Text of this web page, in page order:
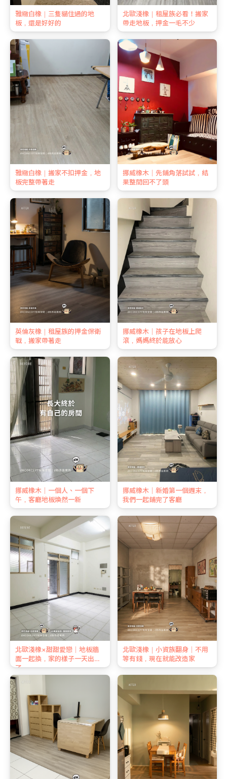
雅緻白橡｜三隻貓住過的地
板，還是好好的
北歐淺橡｜租屋族必看！搬家
帶走地板，押金一毛不少
雅緻白橡｜搬家不扣押金，地
板完整帶著走
挪威橡木｜先鋪角落試試，結
果整間回不了頭
英倫灰橡｜租屋族的押金保衛
戰，搬家帶著走
挪威橡木｜孩子在地板上爬
滾，媽媽終於能放心
挪威橡木｜一個人、一個下
午，客廳地板煥然一新
挪威橡木｜新婚第一個週末，
我們一起鋪完了客廳
北歐淺橡×甜甜愛戀｜地板牆
面一起換，家的樣子一天出來
了
北歐淺橡｜小資族翻身｜不用
等有錢，現在就能改造家